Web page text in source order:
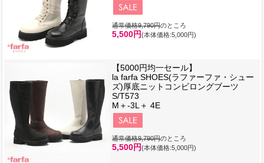
通常価格9,790円のところ
5,500円(本体価格:5,000円)
【5000円均一セール】
la farfa SHOES(ラファーファ・シュー
ズ)厚底ニットコンビロングブーツ
S/T573
M＋-3L＋ 4E
通常価格9,790円のところ
5,500円(本体価格:5,000円)